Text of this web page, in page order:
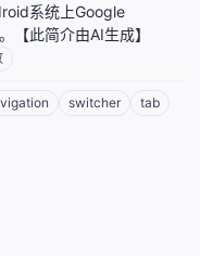
系统上Google
【此简介由AI生成】
switcher
tab